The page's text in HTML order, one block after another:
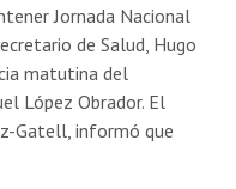
Jornada Nacional
de Salud, Hugo
matutina del
López Obrador. El
Gatell, informó que